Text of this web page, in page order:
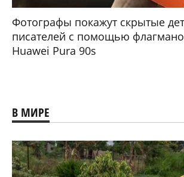
Фотографы покажут скрытые
писателей с помощью
Huawei Pura 90s
В МИРЕ